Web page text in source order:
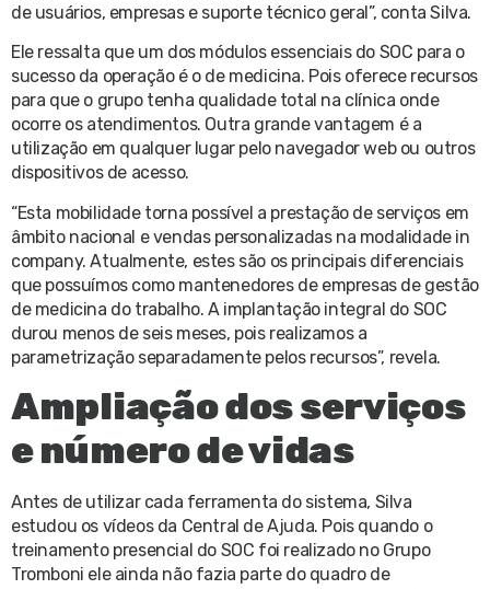
de usuários, empresas e suporte técnico geral”, conta Silva.
Ele ressalta que um dos módulos essenciais do SOC para o
sucesso da operação é o de medicina. Pois oferece recursos
para que o grupo tenha qualidade total na clínica onde
ocorre os atendimentos. Outra grande vantagem é a
utilização em qualquer lugar pelo navegador web ou outros
dispositivos de acesso.
“Esta mobilidade torna possível a prestação de serviços em
âmbito nacional e vendas personalizadas na modalidade in
company. Atualmente, estes são os principais diferenciais
que possuímos como mantenedores de empresas de gestão
de medicina do trabalho. A implantação integral do SOC
durou menos de seis meses, pois realizamos a
parametrização separadamente pelos recursos”, revela.
Ampliação dos serviços
e número de vidas
Antes de utilizar cada ferramenta do sistema, Silva
estudou os vídeos da Central de Ajuda. Pois quando o
treinamento presencial do SOC foi realizado no Grupo
Tromboni ele ainda não fazia parte do quadro de